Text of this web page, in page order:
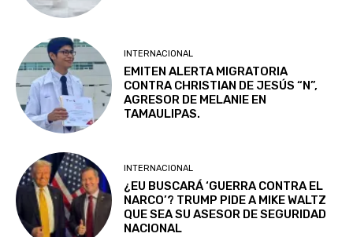
INTERNACIONAL
EMITEN ALERTA MIGRATORIA
CONTRA CHRISTIAN DE JESÚS “N”,
AGRESOR DE MELANIE EN
TAMAULIPAS.
INTERNACIONAL
¿EU BUSCARÁ ‘GUERRA CONTRA EL
NARCO’? TRUMP PIDE A MIKE WALTZ
QUE SEA SU ASESOR DE SEGURIDAD
NACIONAL